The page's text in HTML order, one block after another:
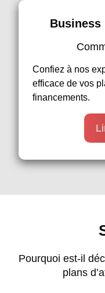
Business
Confiez à nos
efficace de vos
financements.
Pourquoi est-il
plans